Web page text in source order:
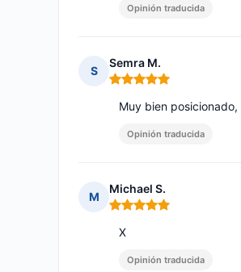
Opinión traducida
S
Semra M.
Nota: 5 de 5
Muy bien
Opinión traducida
M
Michael S.
Nota: 5 de 5
X
Opinión traducida